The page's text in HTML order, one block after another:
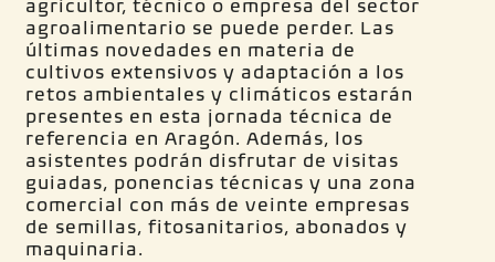
agricultor, técnico o empresa del sector
agroalimentario se puede perder. Las
últimas novedades en materia de
cultivos extensivos y adaptación a los
retos ambientales y climáticos estarán
presentes en esta jornada técnica de
referencia en Aragón. Además, los
asistentes podrán disfrutar de visitas
guiadas, ponencias técnicas y una zona
comercial con más de veinte empresas
de semillas, fitosanitarios, abonados y
maquinaria.